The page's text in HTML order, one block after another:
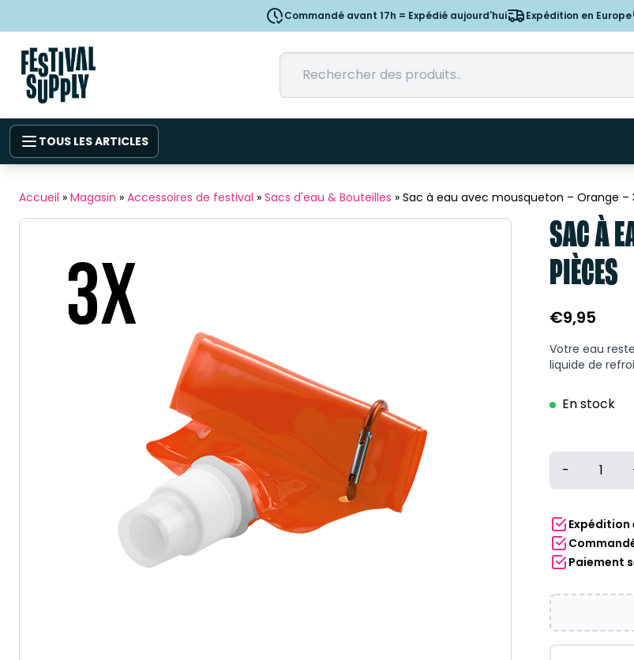
Commandé avant 17h = Expédié aujourd'hui Expédition en Europe
TOUS LES ARTICLES
Accueil » Magasin » Accessoires de festival » Sacs d'eau & Bouteilles » Sac à eau avec mousqueton – Orange –
SAC À
PIÈCES
€9,95
Votre eau
liquide de
En stock
quantité
à
eau
avec
mousqueton
-
Orange
-
3
-
Expédition
Paiement